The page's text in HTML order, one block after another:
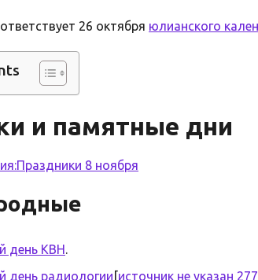
26 октября юлианского
и памятные дни
8 ноября
день КВН.
радиологии [источник не указан